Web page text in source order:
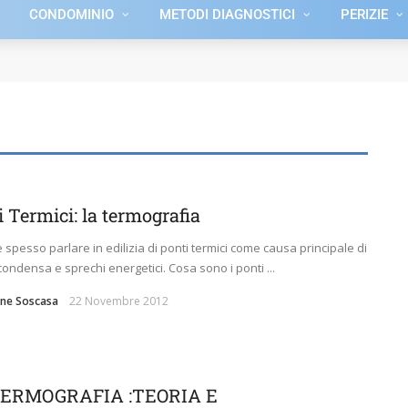
CONDOMINIO METODI DIAGNOSTICI PERIZIE
Termici: la termografia
spesso parlare in edilizia di ponti termici come causa principale di
e sprechi energetici. Cosa sono i ponti ...
Soscasa 22 Novembre 2012
:TEORIA E